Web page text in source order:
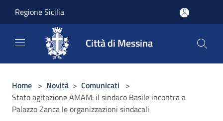
Regione Sicilia
Città di Messina
Home > Novità > Comunicati >
Stato agitazione AMAM: il sindaco Basile incontra a
Palazzo Zanca le organizzazioni sindacali